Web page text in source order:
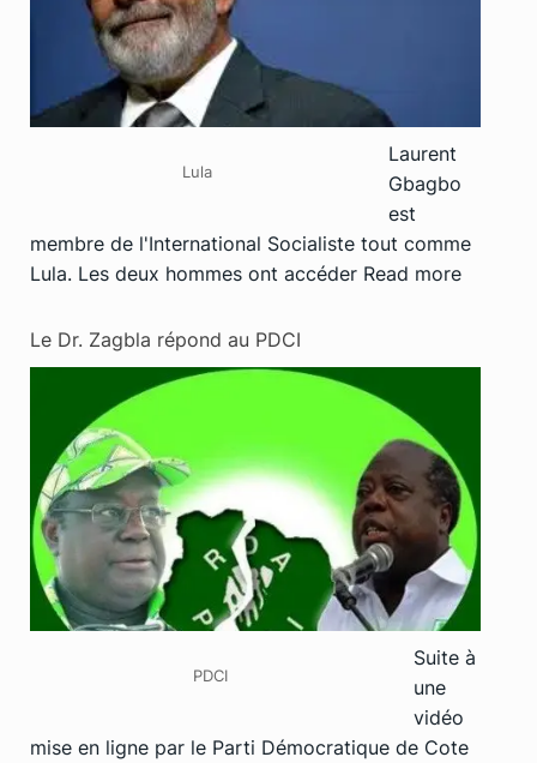
Lula
Laurent
Gbagbo
est
membre de l'International Socialiste tout comme
Lula. Les deux hommes ont accéder Read more
Le Dr. Zagbla répond au PDCI
PDCI
Suite à
une
vidéo
mise en ligne par le Parti Démocratique de Cote